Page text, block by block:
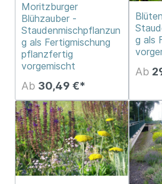
Moritzburger
Blühzauber -
Staudenmischpflanzun
g als Fertigmischung
pflanzfertig
vorgemischt
Ab 30,49 €*
g als
Ab